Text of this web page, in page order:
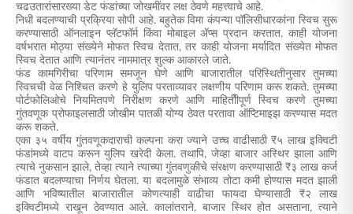
चढउतारांसारख्या डेट फंडांच्या जोखमींवर लक्ष ठेवणे महत्त्वाचे आहे.
निधी बदलण्याची प्रक्रिया सोपी आहे. बहुतेक विमा कंपन्या पॉलिसीधारकांना स्विच सुरू
करण्यासाठी ऑनलाइन प्लॅटफॉर्म किंवा मोबाइल ॲप्स प्रदान करतात. काही योजना
वर्षभरात मोठ्या संख्येने मोफत स्विच देतात, तर काही योजना मर्यादित संख्येत मोफत
स्विच देतात आणि त्यानंतर नाममात्र शुल्क आकारले जाते.
फंड कामगिरीचा परिणाम समजून घेणे आणि बाजारातील परिस्थितीनुसार तुमच्या
स्विचची वेळ निश्चित करणे हे युलिप परताव्यावर लक्षणीय परिणाम करू शकते. तुमच्या
पोर्टफोलिओचे नियमितपणे निरीक्षण करणे आणि माहितीीपूर्ण स्विच करणे तुमच्या
गुंतवणूक प्रोफाइलसाठी जोखीम पातळी योग्य ठेवत परतावा ऑप्टिमाइझ करण्यास मदत
करू शकते.
एका ३५ वर्षीय गुंतवणूकदाराची कल्पना करा ज्याने उच्च वाढीसाठी ₹५ लाख इक्विटी
फंडांमध्ये वाटप करून युलिप खरेदी केला. तथापि, जेव्हा बाजार अस्थिर झाला आणि
त्याचे नुकसान झाले, तेव्हा त्याने त्याच्या गुंतवणुकीचे संरक्षण करण्यासाठी ₹३ लाख कर्ज
फंडात बदलण्याचा निर्णय घेतला. या बदलामुळे संभाव्य तोटा कमी होण्यास मदत झाली
आणि भविष्यातील बाजारातील कोणत्याही वाढीचा फायदा घेण्यासाठी ₹२ लाख
इक्विटीमध्ये राखून ठेवण्यात आले. कालांतराने, बाजार स्थिर होत असताना, त्याने